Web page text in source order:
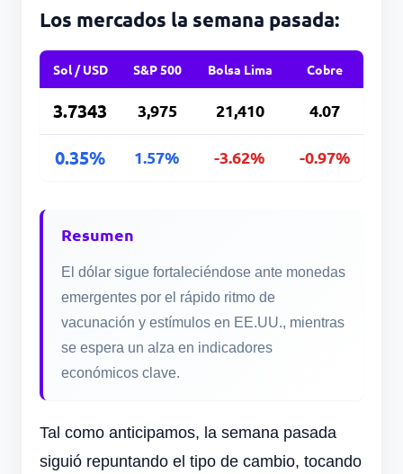
Los mercados la semana pasada:
Sol / USD S&P 500 Bolsa Lima Cobre
3.7343 3,975 21,410 4.07
0.35% 1.57% -3.62% -0.97%
Resumen
El dólar sigue fortaleciéndose ante monedas
emergentes por el rápido ritmo de
vacunación y estímulos en EE.UU., mientras
se espera un alza en indicadores
económicos clave.
Tal como anticipamos, la semana pasada
siguió repuntando el tipo de cambio, tocando